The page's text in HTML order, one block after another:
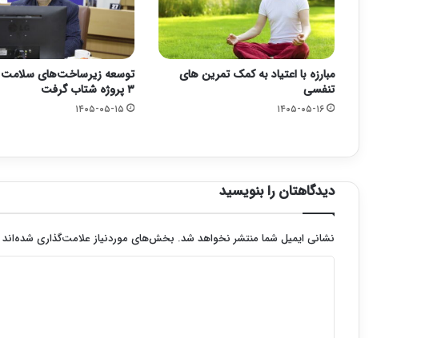
مبارزه با اعتیاد به کمک تمرین های
تنفسی
۱۴۰۵-۰۵-۱۶
توسعه زیرساخت‌های سلامت
۳ پروژه شتاب گرفت
۱۴۰۵-۰۵-۱۵
دیدگاهتان را بنویسید
نشانی ایمیل شما منتشر نخواهد شد. بخش‌های موردنیاز علامت‌گذاری شده‌اند